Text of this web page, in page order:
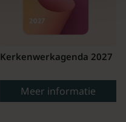
Kerkenwerkagenda 2027
Meer informatie